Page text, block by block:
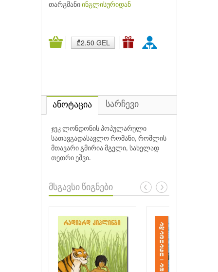
თარგმანი ინგლისურიდან
₾2.50 GEL
ანოტაცია სარჩევი
ჯეკ ლონდონის პოპულარული
სათავგადასავლო რომანი, რომლის
მთავარი გმირია მგელი, სახელად
თეთრი ეშვი.
მსგავსი წიგნები